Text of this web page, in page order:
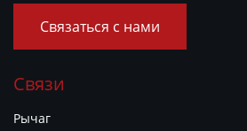
Связаться с нами
Связи
Рычаг